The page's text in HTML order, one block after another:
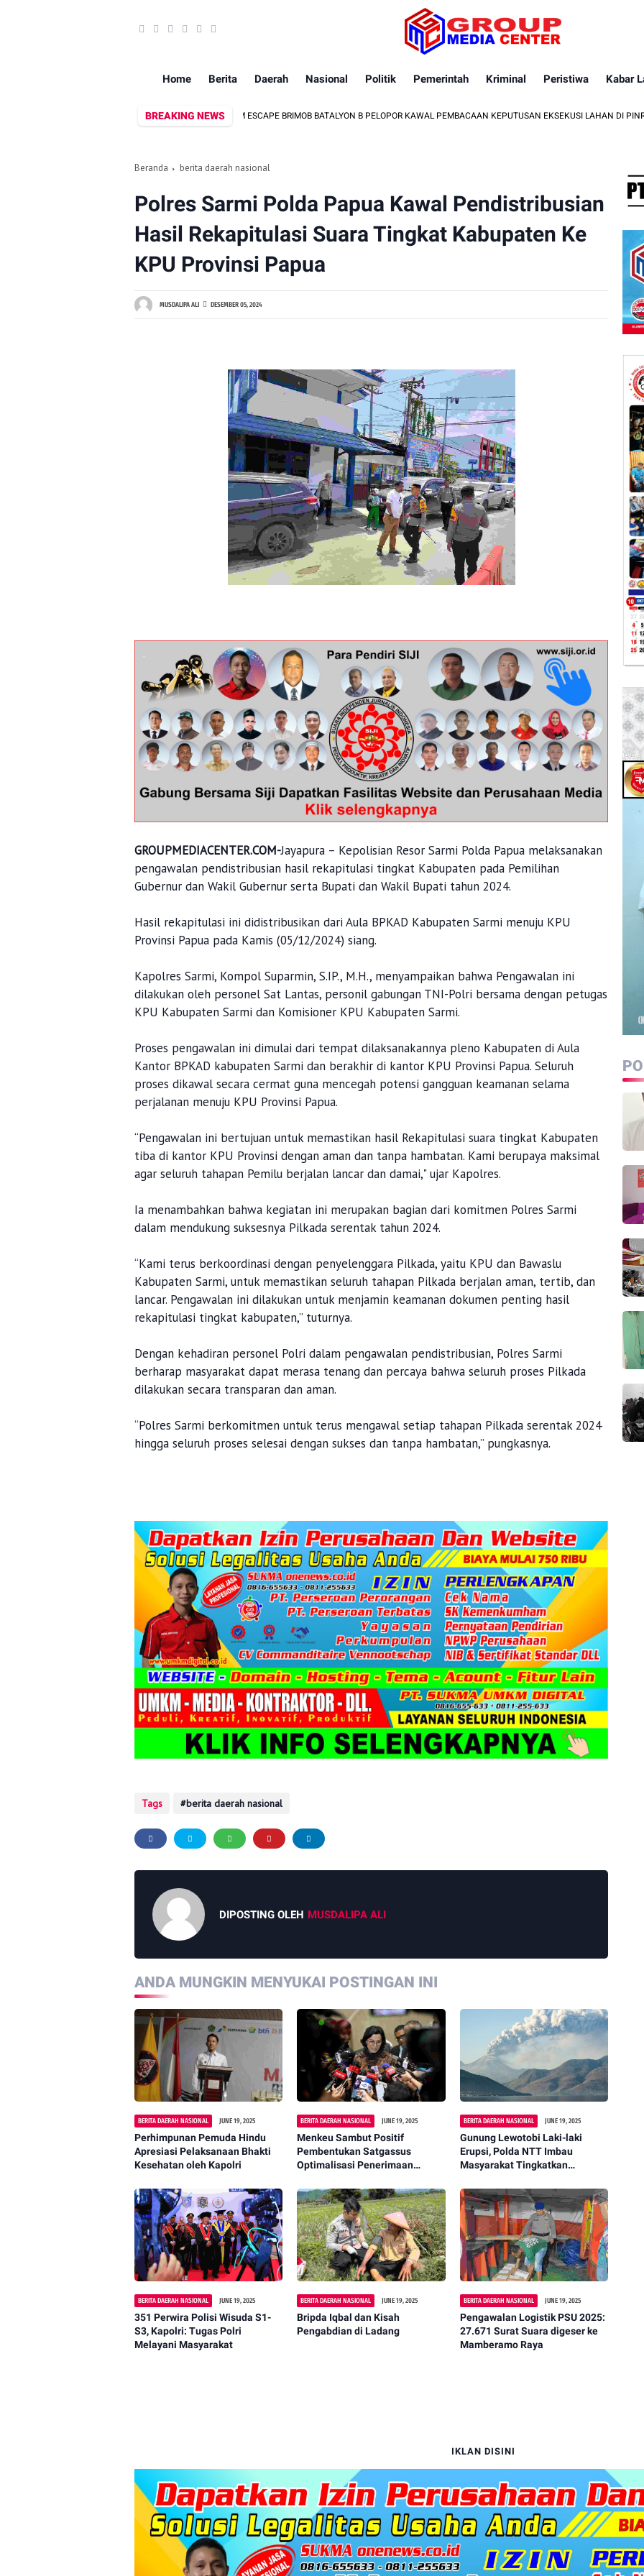
Home Berita Daerah Nasional Politik Pemerintah Kriminal Peristiwa Kabar
BREAKING NEWS
TIM ESCAPE BRIMOB BATALYON B PELOPOR KAWAL PEMBACAAN KEPUTUSAN EKSEKUSI LAHAN DI PINRANG
Beranda berita daerah nasional
Polres Sarmi Polda Papua Kawal Pendistribusian
Hasil Rekapitulasi Suara Tingkat Kabupaten Ke
KPU Provinsi Papua
MUSDALIPA ALI DESEMBER 05, 2024
GROUPMEDIACENTER.COM-Jayapura – Kepolisian Resor Sarmi Polda Papua melaksanakan
pengawalan pendistribusian hasil rekapitulasi tingkat Kabupaten pada Pemilihan
Gubernur dan Wakil Gubernur serta Bupati dan Wakil Bupati tahun 2024.
Hasil rekapitulasi ini didistribusikan dari Aula BPKAD Kabupaten Sarmi menuju KPU
Provinsi Papua pada Kamis (05/12/2024) siang.
Kapolres Sarmi, Kompol Suparmin, S.IP., M.H., menyampaikan bahwa Pengawalan ini
dilakukan oleh personel Sat Lantas, personil gabungan TNI-Polri bersama dengan petugas
KPU Kabupaten Sarmi dan Komisioner KPU Kabupaten Sarmi.
Proses pengawalan ini dimulai dari tempat dilaksanakannya pleno Kabupaten di Aula
Kantor BPKAD kabupaten Sarmi dan berakhir di kantor KPU Provinsi Papua. Seluruh
proses dikawal secara cermat guna mencegah potensi gangguan keamanan selama
perjalanan menuju KPU Provinsi Papua.
“Pengawalan ini bertujuan untuk memastikan hasil Rekapitulasi suara tingkat Kabupaten
tiba di kantor KPU Provinsi dengan aman dan tanpa hambatan. Kami berupaya maksimal
agar seluruh tahapan Pemilu berjalan lancar dan damai," ujar Kapolres.
Ia menambahkan bahwa kegiatan ini merupakan bagian dari komitmen Polres Sarmi
dalam mendukung suksesnya Pilkada serentak tahun 2024.
“Kami terus berkoordinasi dengan penyelenggara Pilkada, yaitu KPU dan Bawaslu
Kabupaten Sarmi, untuk memastikan seluruh tahapan Pilkada berjalan aman, tertib, dan
lancar. Pengawalan ini dilakukan untuk menjamin keamanan dokumen penting hasil
rekapitulasi tingkat kabupaten,” tuturnya.
Dengan kehadiran personel Polri dalam pengawalan pendistribusian, Polres Sarmi
berharap masyarakat dapat merasa tenang dan percaya bahwa seluruh proses Pilkada
dilakukan secara transparan dan aman.
“Polres Sarmi berkomitmen untuk terus mengawal setiap tahapan Pilkada serentak 2024
hingga seluruh proses selesai dengan sukses dan tanpa hambatan,” pungkasnya.
Tags berita daerah nasional
DIPOSTING OLEH MUSDALIPA ALI
ANDA MUNGKIN MENYUKAI POSTINGAN INI
BERITA DAERAH NASIONAL JUNE 19, 2025
Perhimpunan Pemuda Hindu
Apresiasi Pelaksanaan Bhakti
Kesehatan oleh Kapolri
BERITA DAERAH NASIONAL JUNE 19, 2025
Menkeu Sambut Positif
Pembentukan Satgassus
Optimalisasi Penerimaan
BERITA DAERAH NASIONAL JUNE 19, 2025
Gunung Lewotobi Laki-laki
Erupsi, Polda NTT Imbau
Masyarakat Tingkatkan
BERITA DAERAH NASIONAL JUNE 19, 2025
351 Perwira Polisi Wisuda S1-
S3, Kapolri: Tugas Polri
Melayani Masyarakat
BERITA DAERAH NASIONAL JUNE 19, 2025
Bripda Iqbal dan Kisah
Pengabdian di Ladang
BERITA DAERAH NASIONAL JUNE 19, 2025
Pengawalan Logistik PSU 2025:
27.671 Surat Suara digeser ke
Mamberamo Raya
IKLAN DISINI